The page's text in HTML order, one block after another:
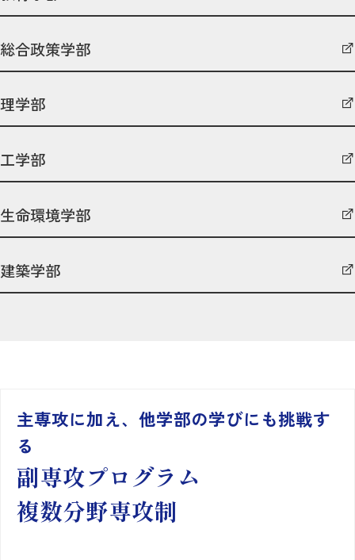
総合政策学部
理学部
工学部
生命環境学部
建築学部
主専攻に加え、他学部の学びにも挑戦す
る
副専攻プログラム
複数分野専攻制